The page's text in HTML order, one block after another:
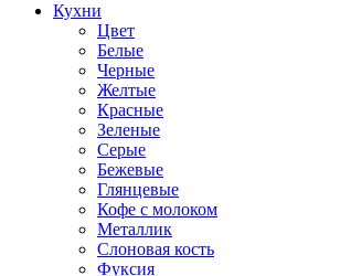
Кухни
Цвет
Белые
Черные
Желтые
Красные
Зеленые
Серые
Бежевые
Глянцевые
Кофе с молоком
Металлик
Слоновая кость
Фуксия